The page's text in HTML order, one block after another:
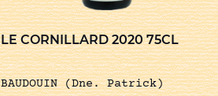
LE CORNILLARD 2020 75CL
BAUDOUIN (Dne. Patrick)